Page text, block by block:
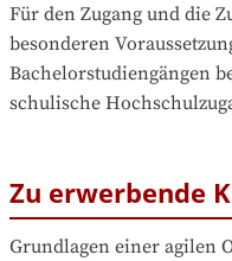
Für den Zugang und die
besonderen
Bachelorstudiengängen
schulische
Zu erwerbende
Grundlagen einer agilen